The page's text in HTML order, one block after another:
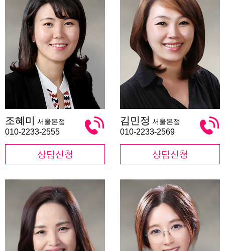
혜
미
조혜미 서울본점
010-2233-2555
상담신청
민
정
김민정 서울본점
010-2233-2569
상담신청